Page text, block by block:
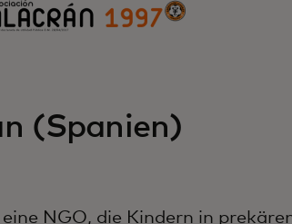
(Spanien)
NGO, die Kindern in